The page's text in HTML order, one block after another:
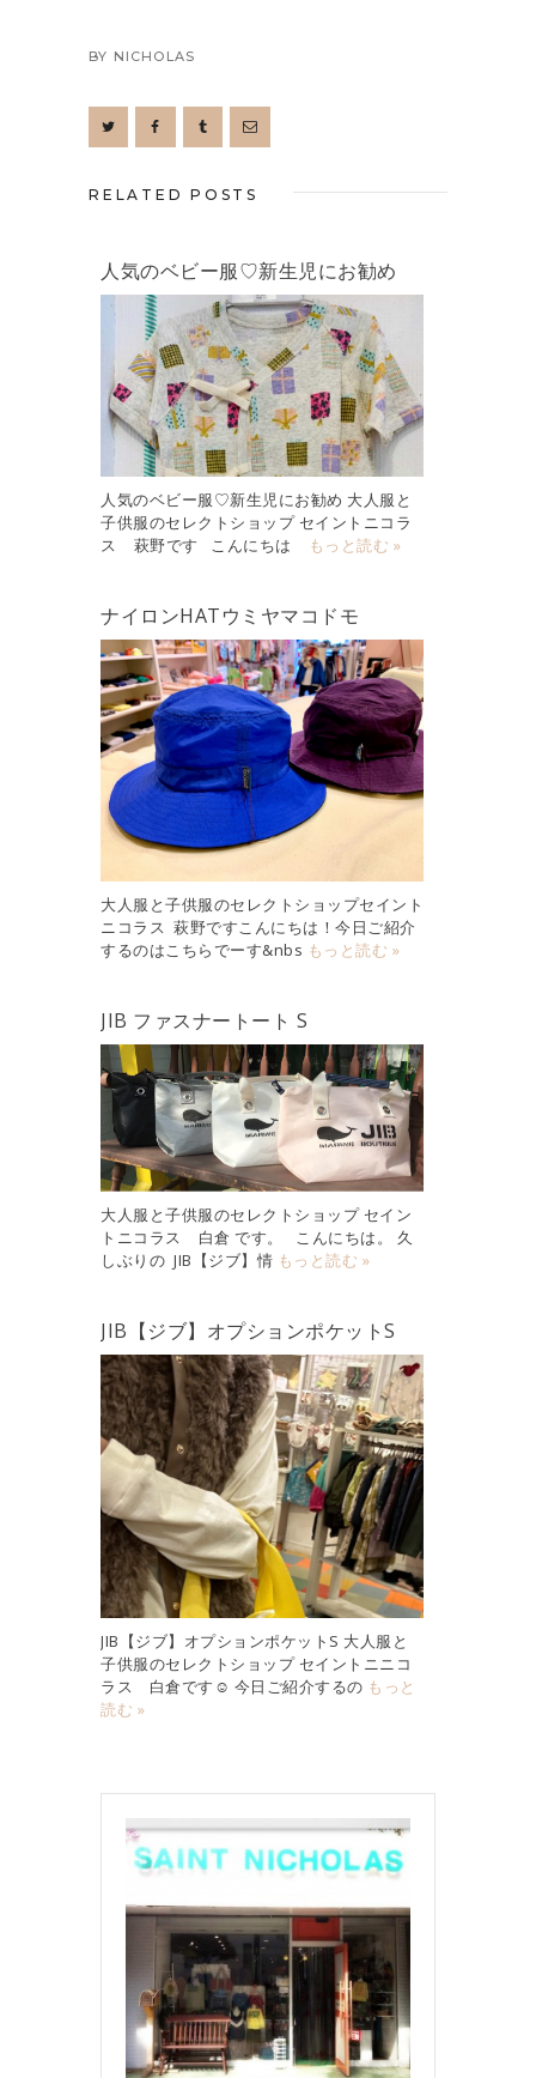
BY NICHOLAS
RELATED POSTS
人気のベビー服♡新生児にお勧め
人気のベビー服♡新生児にお勧め 大人服と
子供服のセレクトショップ セイントニコラ
ス 萩野です こんにちは
もっと読む »
ナイロンHATウミヤマコドモ
大人服と子供服のセレクトショップセイント
ニコラス 萩野ですこんにちは！今日ご紹介
するのはこちらでーす&nbs もっと読む »
JIB ファスナートート S
大人服と子供服のセレクトショップ セイン
トニコラス 白倉 です。 こんにちは。 久
しぶりの JIB【ジブ】情 もっと読む »
JIB【ジブ】オプションポケットS
JIB【ジブ】オプションポケットS 大人服と
子供服のセレクトショップ セイントニニコ
ラス 白倉です☺︎ 今日ご紹介するの もっと
読む »